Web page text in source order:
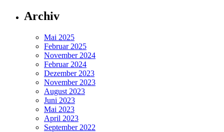
Archiv
Mai 2025
Februar 2025
November 2024
Februar 2024
Dezember 2023
November 2023
August 2023
Juni 2023
Mai 2023
April 2023
September 2022